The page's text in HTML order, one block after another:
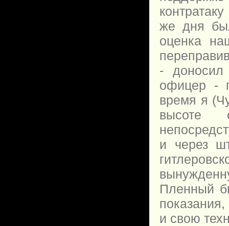
же дня
оценка
- доносил
офицер -
время я
высоте
и через
Пленный
и свою